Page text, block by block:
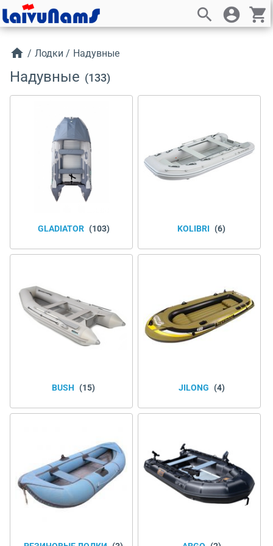
search account_circle shopping_cart
home / Лодки / Надувные
Надувные (133)
GLADIATOR (103) KOLIBRI (6)
BUSH (15) JILONG (4)